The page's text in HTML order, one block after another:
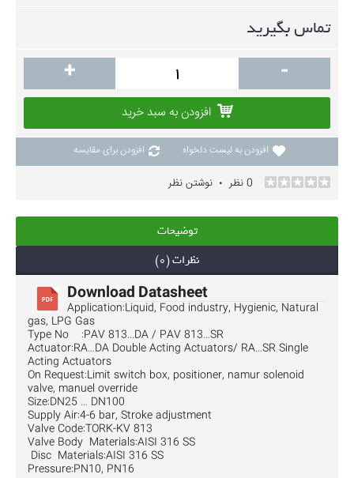
تماس بگیرید
-
+
افزودن به سبد خرید
افزودن به لیست دلخواه افزودن برای مقایسه
0 نظر • نوشتن نظر
توضیحات
نظرات (0)
Application:Liquid, Food industry, Hygienic, Natural
gas, LPG Gas
Type No :PAV 813...DA / PAV 813…SR
Actuator:RA…DA Double Acting Actuators/ RA…SR Single
Acting Actuators
On Request:Limit switch box, positioner, namur solenoid
valve, manuel override
Size:DN25 … DN100
Supply Air:4-6 bar, Stroke adjustment
Valve Code:TORK-KV 813
Valve Body Materials:AISI 316 SS
Disc Materials:AISI 316 SS
Pressure:PN10, PN16